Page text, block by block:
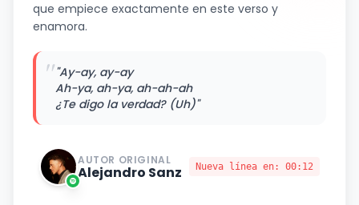
que empiece exactamente en este verso y
enamora.
""Ay-ay, ay-ay
Ah-ya, ah-ya, ah-ah-ah
¿Te digo la verdad? (Uh)"
AUTOR ORIGINAL
Alejandro Sanz Nueva línea en: 00:12